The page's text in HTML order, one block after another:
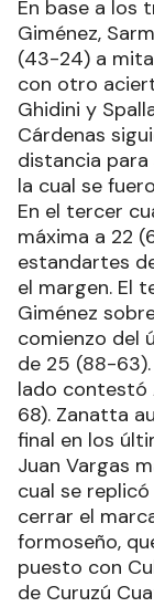
En base a los
Giménez,
(43-24) a
con otro
Ghidini y
Cárdenas
distancia
la cual se
En el tercer
máxima a 22
estandartes
el margen. El
Giménez
comienzo del
de 25 (88-
lado contestó
68). Zanatta
final en los
Juan Vargas
cual se
cerrar el
formoseño,
puesto con
de Curuzú